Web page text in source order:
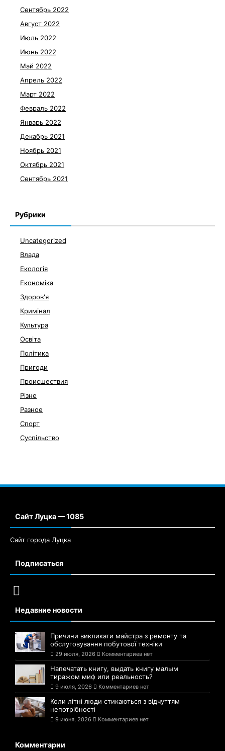
Сентябрь 2022
Август 2022
Июль 2022
Июнь 2022
Май 2022
Апрель 2022
Март 2022
Февраль 2022
Январь 2022
Декабрь 2021
Ноябрь 2021
Октябрь 2021
Сентябрь 2021
Рубрики
Uncategorized
Влада
Екологія
Економіка
Здоров'я
Кримінал
Культура
Освіта
Політика
Пригоди
Происшествия
Різне
Разное
Спорт
Суспільство
Сайт Луцка — 1085
Сайт города Луцка
Подписаться
Недавние новости
Причини викликати майстра з ремонту та
обслуговування побутової техніки
29 июля, 2026 Комментариев нет
Напечатать книгу, выдать книгу малым
тиражом миф или реальность?
9 июля, 2026 Комментариев нет
Коли літні люди стикаються з відчуттям
непотрібності
9 июня, 2026 Комментариев нет
Комментарии